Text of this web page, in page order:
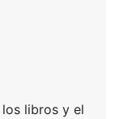
libros y el